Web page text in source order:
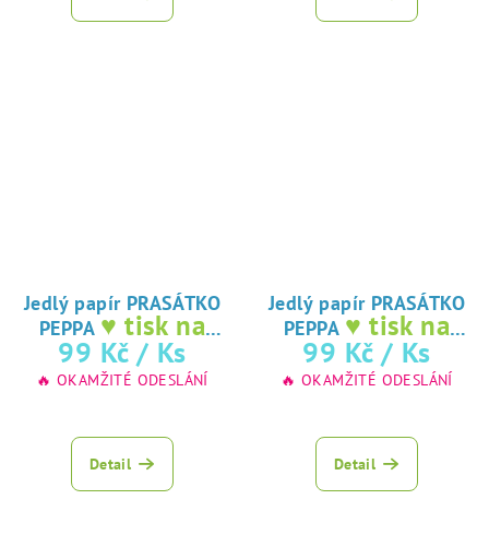
Jedlý papír PRASÁTKO
PEPPA ♥ tisk na
jedlý papír
99 Kč / Ks
🔥 OKAMŽITÉ ODESLÁNÍ
Detail
Jedlý papír PRASÁTKO
PEPPA ♥ tisk na
jedlý papír
99 Kč / Ks
🔥 OKAMŽITÉ ODESLÁNÍ
Detail